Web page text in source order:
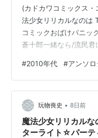
(カドカワコミックス
法少女リリカルなのは
コミックおばけパニッ
蒼十郎一緒なら/流民
えばこんなユメのセカ
黒井みめいアリサ in
若林まこと目覚めた主
ロジェクトなのは/滝乃
ーイラ…
#2010年代 #アンソロ
玩物喪史 • 8日前
魔法少女リリカル
ターライト☆パーテ